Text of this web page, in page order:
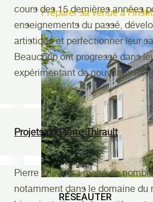
Préparer sa venue à
RÉSEAUTER
cours des 15 dernières années
enseignements du passé,
artistique et perfectionner leur
Beaucoup ont progressé dans
expérimentant de nouveaux
Projets de Pierre Thirault
Pierre Thirault a mené de
notamment dans le domaine du